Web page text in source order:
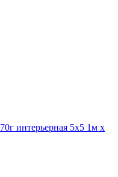
интерьерная 5x5 1м х